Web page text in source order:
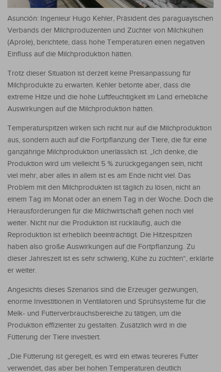
Asunción: Ingenieur Hugo Kehler, Präsident des paraguayischen
Verbands der Milchproduzenten und Züchter von Milchkühen
(Aprole), berichtete, dass hohe Temperaturen einen negativen
Einfluss auf die Milchproduktion hätten.
Trotz dieser Situation ist derzeit keine Preisanpassung für
Milchprodukte zu erwarten. Kehler betonte aber, dass die
extreme Hitze und die hohe Luftfeuchtigkeit im Land erhebliche
Auswirkungen auf die Milchproduktion hätten.
Temperaturspitzen wirken sich nicht nur auf die Milchproduktion
aus, sondern auch auf die Fortpflanzung der Tiere, die für eine
ganzjährige Milchproduktion unerlässlich ist. „Ich denke, die
Produktion wird um vielleicht 5 % zurückgegangen sein, nicht
viel mehr, aber alles in allem ist es am Ende nicht viel. Das
Problem mit den Milchprodukten ist täglich zu lösen, nicht an
einem Tag im Monat oder an einem Tag in der Woche. Doch die
Herausforderungen für die Milchwirtschaft gehen noch viel
weiter. Nicht nur die Produktion ist rückläufig, auch die
Reproduktion ist erheblich beeinträchtigt. Die Hitzespitzen
haben also große Auswirkungen auf die Fortpflanzung. Zu
dieser Jahreszeit ist es sehr schwierig, Kühe zu züchten“, erklärte
er weiter.
Angesichts dieses Szenarios sind die Erzeuger gezwungen,
enorme Investitionen in Ventilatoren und Sprühsysteme für die
Melk- und Futterverbrauchsbereiche zu tätigen, um die
Produktion effizienter zu gestalten. Zusätzlich wird in die
Fütterung der Tiere investiert.
„Die Fütterung ist geregelt, es wird ein etwas teureres Futter
verwendet, das aber bei hohen Temperaturen deutlich